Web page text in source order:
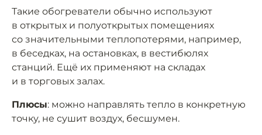
Такие обогреватели обычно используют
в открытых и полуоткрытых помещениях
со значительными теплопотерями, например,
в беседках, на остановках, в вестибюлях
станций. Ещё их применяют на складах
и в торговых залах.
Плюсы: можно направлять тепло в конкретную
точку, не сушит воздух, бесшумен.